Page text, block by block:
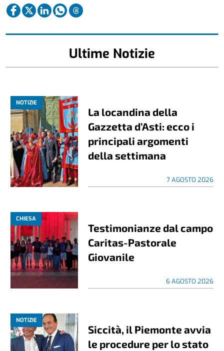
Ultime Notizie
NOTIZIE
La locandina della
Gazzetta d’Asti: ecco i
principali argomenti
della settimana
7 AGOSTO 2026
CHIESA
Testimonianze dal campo
Caritas-Pastorale
Giovanile
6 AGOSTO 2026
NOTIZIE
Siccità, il Piemonte avvia
le procedure per lo stato